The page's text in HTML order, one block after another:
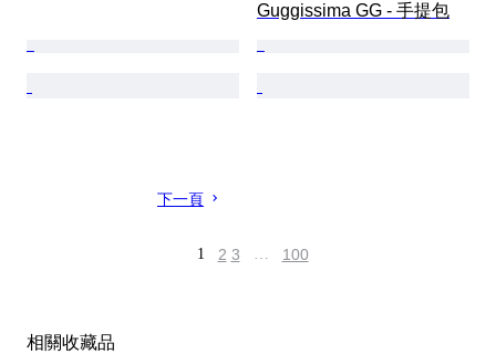
Guggissima GG - 手提包
下一頁
1 2 3 … 100
相關收藏品